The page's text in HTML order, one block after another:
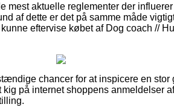
mest aktuelle reglementer der
af dette er det på samme måde
eftervise købet af Dog coach //
chancer for at inspicere en stor
på internet shoppens anmeldelser